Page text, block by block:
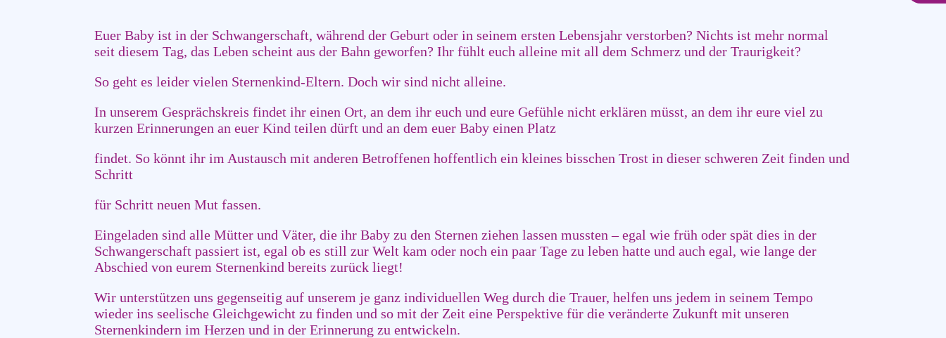
Euer Baby ist in der Schwangerschaft, während der Geburt oder in seinem ersten Lebensjahr verstorben? Nichts ist mehr normal
seit diesem Tag, das Leben scheint aus der Bahn geworfen? Ihr fühlt euch alleine mit all dem Schmerz und der Traurigkeit?
So geht es leider vielen Sternenkind-Eltern. Doch wir sind nicht alleine.
In unserem Gesprächskreis findet ihr einen Ort, an dem ihr euch und eure Gefühle nicht erklären müsst, an dem ihr eure viel zu
kurzen Erinnerungen an euer Kind teilen dürft und an dem euer Baby einen Platz
findet. So könnt ihr im Austausch mit anderen Betroffenen hoffentlich ein kleines bisschen Trost in dieser schweren Zeit finden und
Schritt
für Schritt neuen Mut fassen.
Eingeladen sind alle Mütter und Väter, die ihr Baby zu den Sternen ziehen lassen mussten – egal wie früh oder spät dies in der
Schwangerschaft passiert ist, egal ob es still zur Welt kam oder noch ein paar Tage zu leben hatte und auch egal, wie lange der
Abschied von eurem Sternenkind bereits zurück liegt!
Wir unterstützen uns gegenseitig auf unserem je ganz individuellen Weg durch die Trauer, helfen uns jedem in seinem Tempo
wieder ins seelische Gleichgewicht zu finden und so mit der Zeit eine Perspektive für die veränderte Zukunft mit unseren
Sternenkindern im Herzen und in der Erinnerung zu entwickeln.